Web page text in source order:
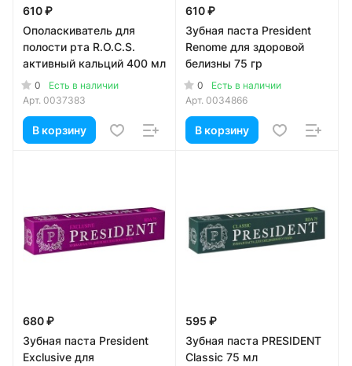
610 ₽
Ополаскиватель для
полости рта R.O.C.S.
активный кальций 400 мл
0
Есть в наличии
Арт. 0037383
В корзину
610 ₽
Зубная паста President
Renome для здоровой
белизны 75 гр
0
Есть в наличии
Арт. 0034866
В корзину
680 ₽
Зубная паста President
Exclusive для
595 ₽
Зубная паста PRESIDENT
Classic 75 мл